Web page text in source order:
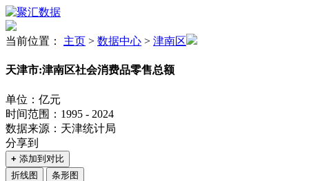
当前位置： 主页 > 数据中心 > 津南区
天津市:津南区社会消费品零售总额
单位：亿元
时间范围：1995 - 2024
数据来源：天津统计局
分享到
+ 添加到对比
折线图
条形图